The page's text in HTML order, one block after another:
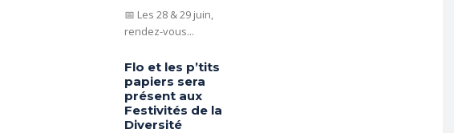
📅 Les 28 & 29 juin,
rendez-vous...
Flo et les p’tits
papiers sera
présent aux
Festivités de la
Diversité